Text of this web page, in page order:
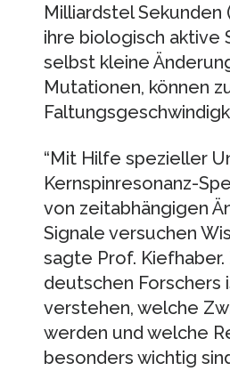
Milliardstel Sekunden
ihre biologisch aktive
selbst kleine
Mutationen, können
“Mit Hilfe spezieller
Kernspinresonanz-
von zeitabhängigen
Signale versuchen
sagte Prof.
deutschen Forschers
verstehen, welche
werden und welche
besonders wichtig